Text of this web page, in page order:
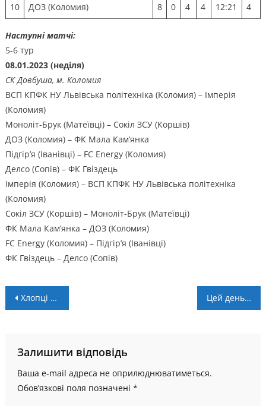
10 ДОЗ (Коломия) 8 0 4 4 12:21 4
Наступні матчі:
5-6 тур
08.01.2023 (неділя)
СК Довбуша, м. Коломия
ВСП КПФК НУ Львівська політехніка (Коломия) – Імперія
(Коломия)
Моноліт-Брук (Матеївці) – Сокіл ЗСУ (Коршів)
ДОЗ (Коломия) – ФК Мала Кам’янка
Підгір’я (Іванівці) – FC Energy (Коломия)
Делсо (Сопів) – ФК Гвіздець
Імперія (Коломия) – ВСП КПФК НУ Львівська політехніка
(Коломия)
Сокіл ЗСУ (Коршів) – Моноліт-Брук (Матеївці)
ФК Мала Кам’янка – ДОЗ (Коломия)
FC Energy (Коломия) – Підгір’я (Іванівці)
ФК Гвіздець – Делсо (Сопів)
Навігація
Хлопці з Коломийщини завдяки ігровим футболкам зібрали 200 тисяч гривень на підтримку ЗСУ Цей день в історії БК “Говерла”: 3 січня
Залишити відповідь
Ваша e-mail адреса не оприлюднюватиметься.
Обов’язкові поля позначені *